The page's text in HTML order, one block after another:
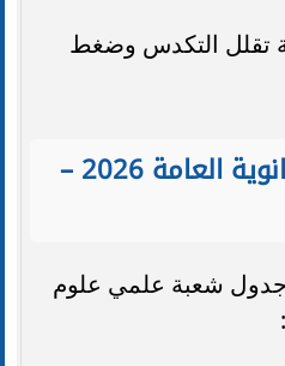
تقلل التكدس وضغط
جدول امتحانات الثانوية العامة 2026 –
شعبة علمي علوم